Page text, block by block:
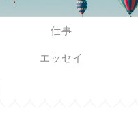
仕事
エッセイ